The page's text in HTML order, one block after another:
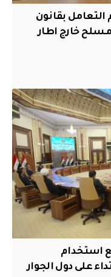
ايلول سيتم التعامل بقانون
خارج اطار
استخدام
على دول الجوار